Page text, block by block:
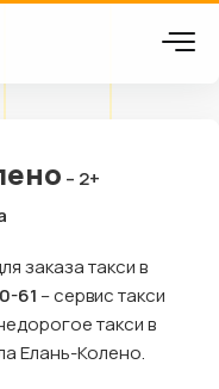
– 2+
заказа такси в
61 – сервис такси
такси в
Елань-Колено.